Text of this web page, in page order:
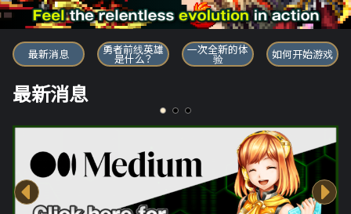
勇者前线英雄
最新消息 勇者前线英雄
是什么？
一次全新的体
验 如何开始游戏
最新消息